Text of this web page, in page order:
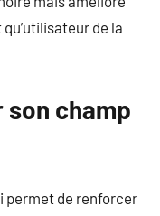
de la
champ
permet de renforcer